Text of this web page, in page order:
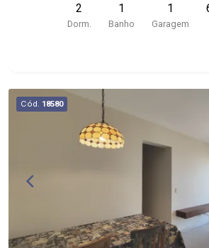
2
Dorm.
1
Banho
1
Garagem
Cód. 18580